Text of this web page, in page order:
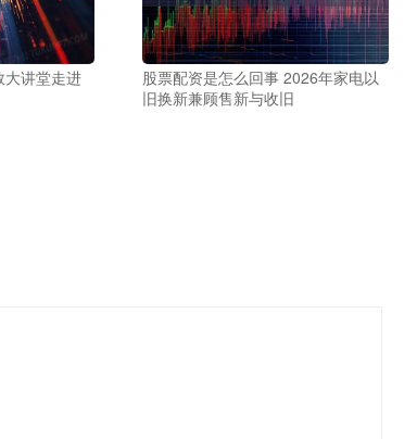
大讲堂走进
股票配资是怎么回事 2026年家电以
旧换新兼顾售新与收旧